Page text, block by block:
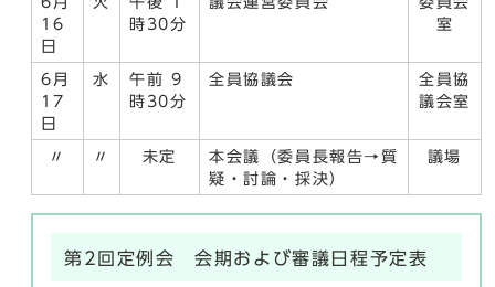
16
日
時30分
室
6月
17
日
水
午前 9
時30分
全員協議会
全員協
議会室
〃 〃 未定
本会議（委員長報告→質
疑・討論・採決）
議場
第2回定例会 会期および審議日程予定表